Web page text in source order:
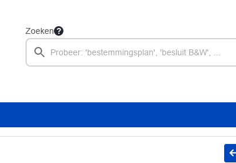
Zoeken